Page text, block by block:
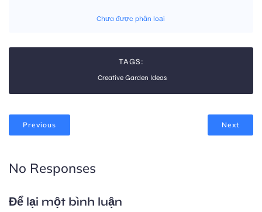
Chưa được phân loại
TAGS:
Creative Garden Ideas
Previous Next
No Responses
Để lại một bình luận